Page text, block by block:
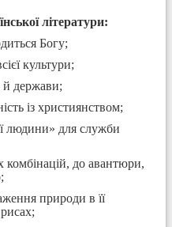
літератури:
Богу;
культури;
держави;
із християнством;
для служби
до авантюри,
природи в її